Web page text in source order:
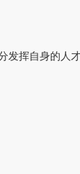
发挥自身的人